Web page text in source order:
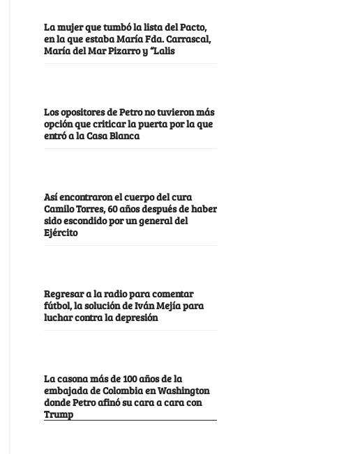
La mujer que tumbó la lista del Pacto,
en la que estaba María Fda. Carrascal,
María del Mar Pizarro y “Lalis
Los opositores de Petro no tuvieron más
opción que criticar la puerta por la que
entró a la Casa Blanca
Así encontraron el cuerpo del cura
Camilo Torres, 60 años después de haber
sido escondido por un general del
Ejército
Regresar a la radio para comentar
fútbol, la solución de Iván Mejía para
luchar contra la depresión
La casona más de 100 años de la
embajada de Colombia en Washington
donde Petro afinó su cara a cara con
Trump